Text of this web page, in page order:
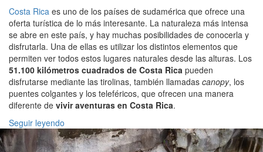
Costa Rica es uno de los países de sudamérica que ofrece una
oferta turística de lo más interesante. La naturaleza más intensa
se abre en este país, y hay muchas posibilidades de conocerla y
disfrutarla. Una de ellas es utilizar los distintos elementos que
permiten ver todos estos lugares naturales desde las alturas. Los
51.100 kilómetros cuadrados de Costa Rica pueden
disfrutarse mediante las tirolinas, también llamadas canopy, los
puentes colgantes y los teleféricos, que ofrecen una manera
diferente de vivir aventuras en Costa Rica.
Seguir leyendo